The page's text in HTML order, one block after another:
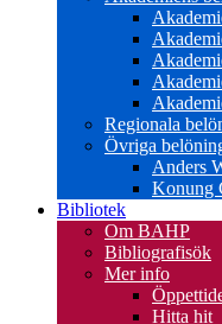
Regionala
Övriga
Anders
Konung
Bibliotek
Om BAHP
Bibliografisök
Mer info
Hitta hit